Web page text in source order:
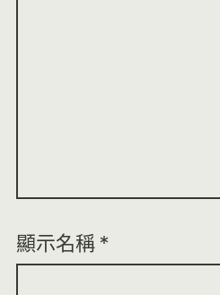
顯示名稱 *